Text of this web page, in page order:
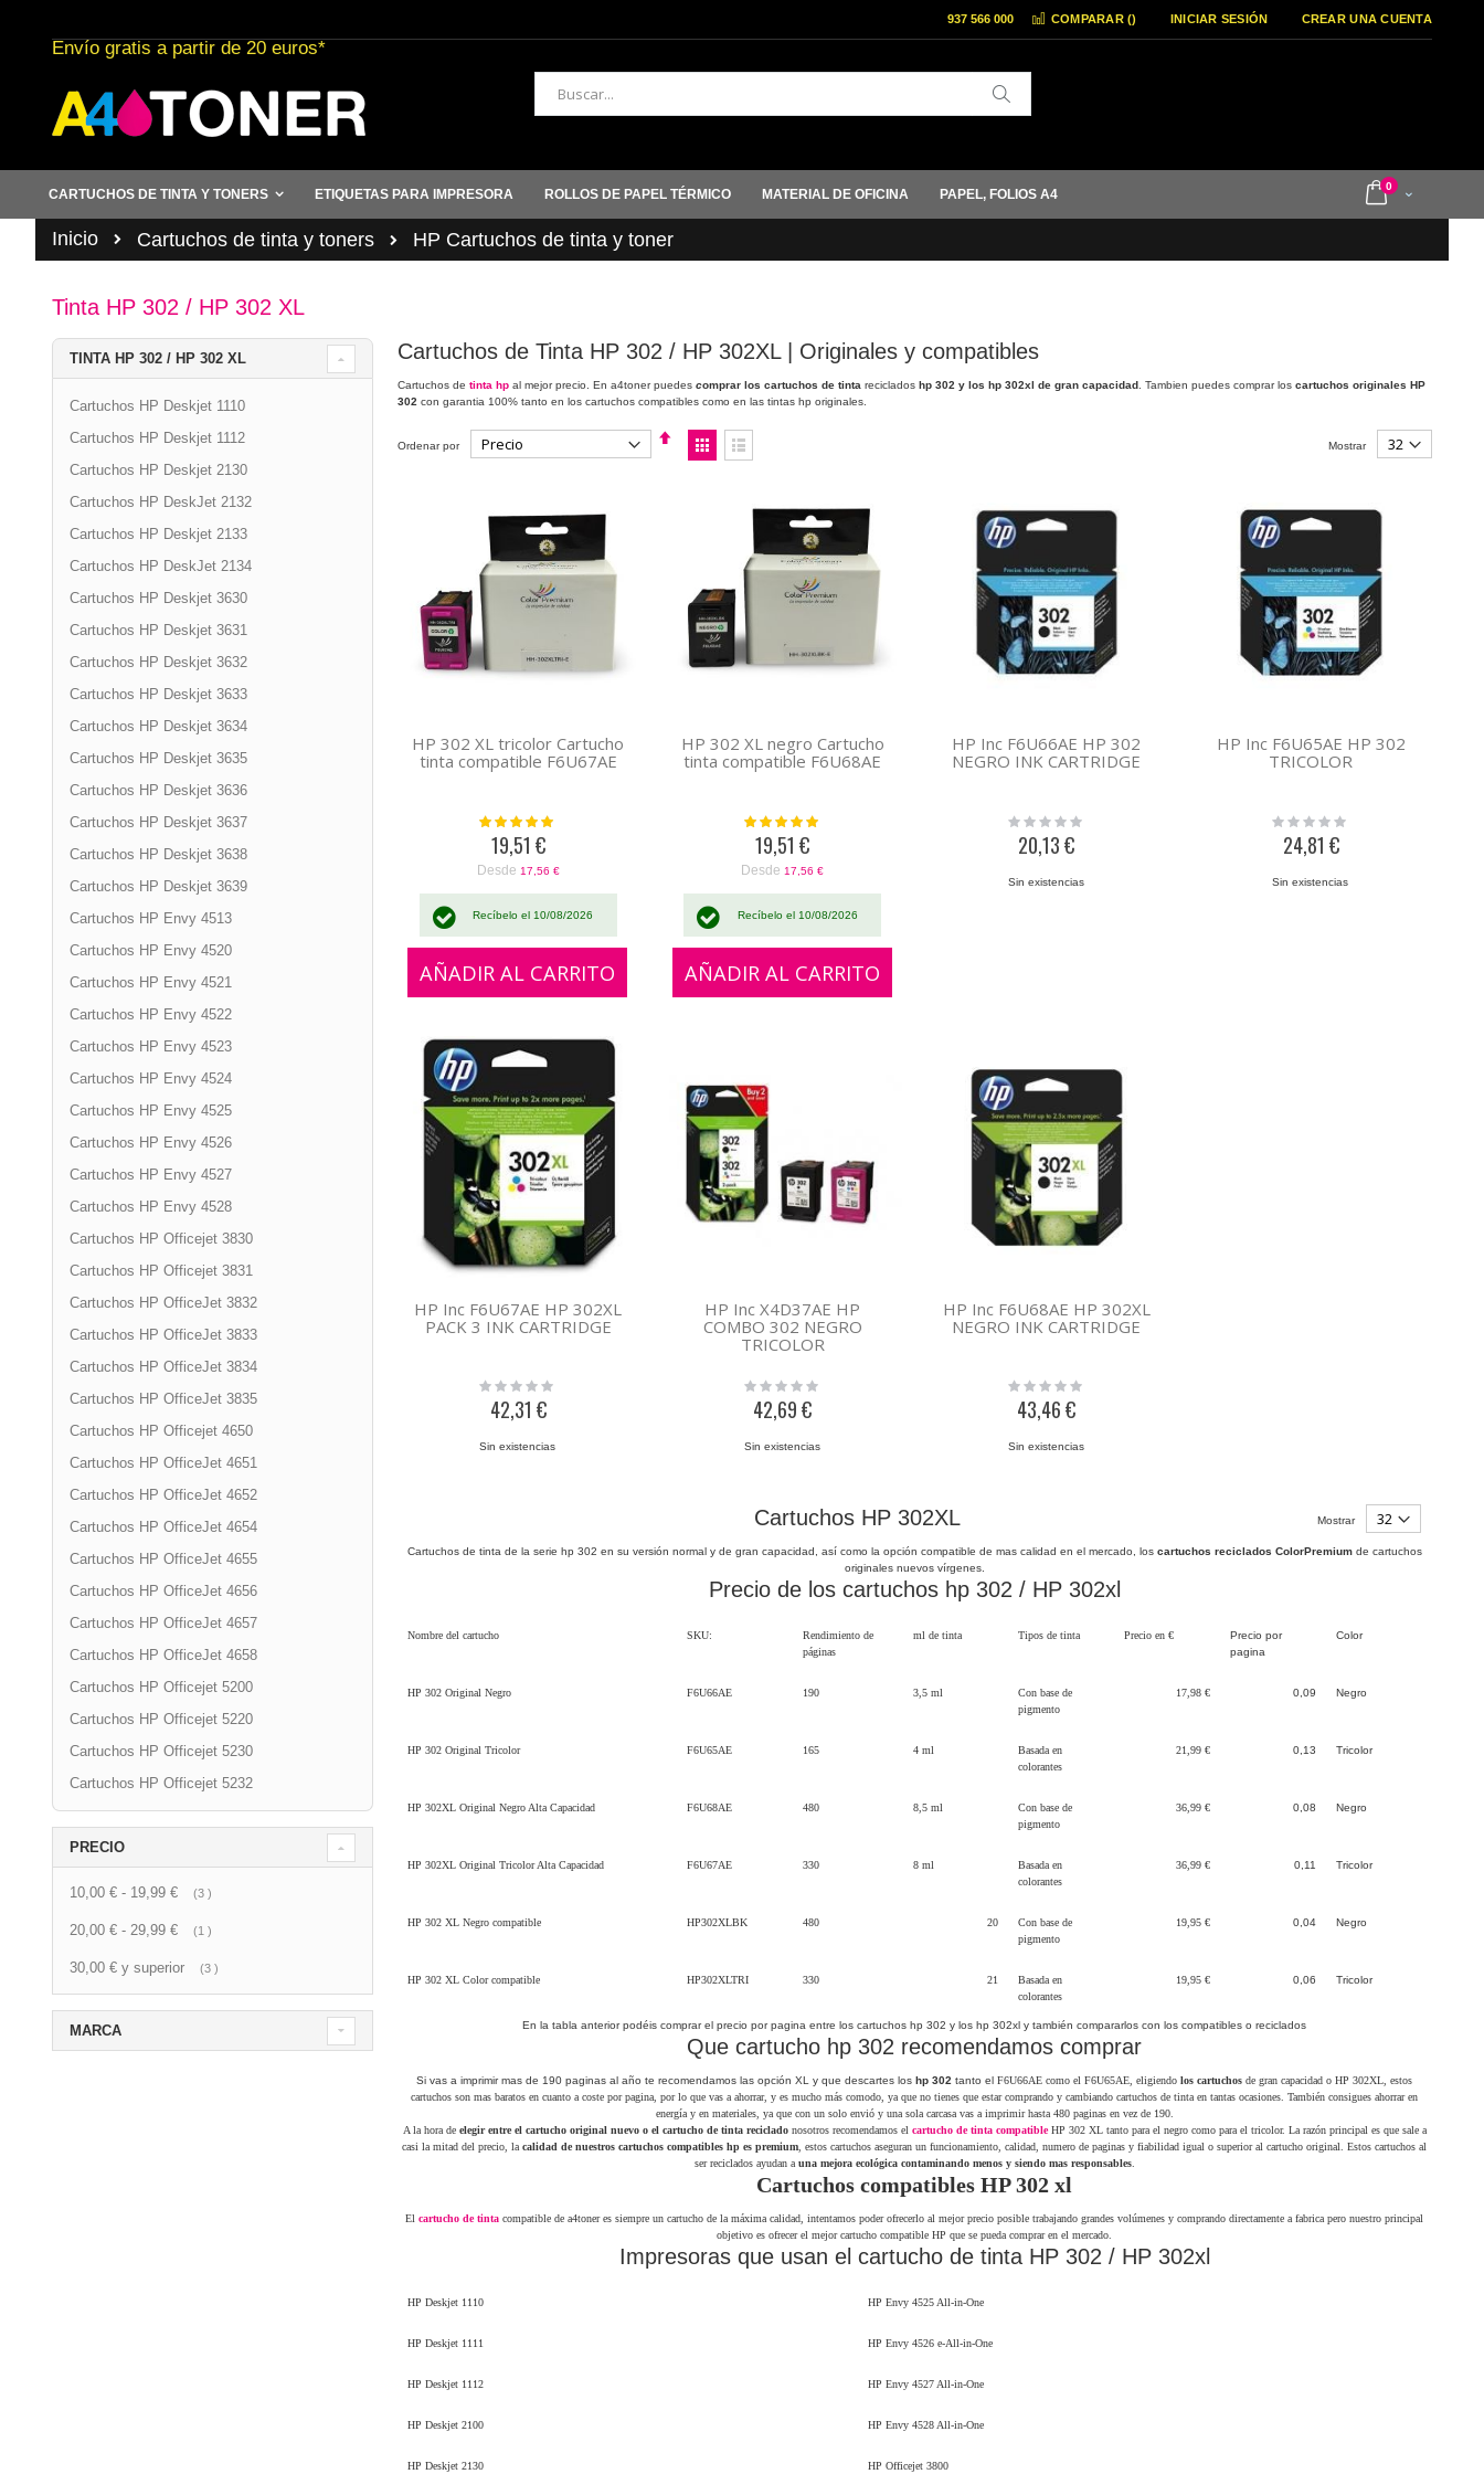
contenido
COMPARAR () INICIAR SESIÓN CREAR UNA CUENTA
937 566 000
Envío gratis a partir de 20 euros*
Cart
0items
CARTUCHOS DE TINTA Y TONERS ETIQUETAS PARA IMPRESORA ROLLOS DE PAPEL TÉRMICO MATERIAL DE OFICINA PAPEL, FOLIOS A4
Inicio Cartuchos de tinta y toners HP Cartuchos de tinta y toner
Tinta HP 302 / HP 302 XL
Cartuchos de Tinta HP 302 / HP 302XL | Originales y compatibles
Cartuchos de tinta hpal mejor precio. En a4toner puedes comprar los cartuchos de tinta reciclados hp 302 y los hp 302xl de gran capacidad. Tambien puedes comprar los cartuchos originales HP
302 con garantia 100% tanto en los cartuchos compatibles como en las tintas hp originales.
Ordenar por
Fijar
Dirección
Ver
como
Mostrar
HP 302 XL tricolor Cartucho
tinta compatible F6U67AE
Valoración:
19,51 €
Desde 17,56 €
Recíbelo el 10/08/2026
AÑADIR AL CARRITO
HP 302 XL negro Cartucho
tinta compatible F6U68AE
Valoración:
19,51 €
Desde 17,56 €
Recíbelo el 10/08/2026
AÑADIR AL CARRITO
HP Inc F6U66AE HP 302
NEGRO INK CARTRIDGE
Rating:
20,13 €
Sin existencias
HP Inc F6U65AE HP 302
TRICOLOR
Rating:
24,81 €
Sin existencias
HP Inc F6U67AE HP 302XL
PACK 3 INK CARTRIDGE
Rating:
42,31 €
Sin existencias
HP Inc X4D37AE HP
COMBO 302 NEGRO
TRICOLOR
Rating:
42,69 €
Sin existencias
HP Inc F6U68AE HP 302XL
NEGRO INK CARTRIDGE
Rating:
43,46 €
Sin existencias
Mostrar
Cartuchos HP 302XL
Cartuchos de tinta de la serie hp 302 en su versión normal y de gran capacidad, así como la opción compatible de mas calidad en el mercado, los cartuchos reciclados ColorPremiumde cartuchos
originales nuevos vírgenes.
Precio de los cartuchos hp 302 / HP 302xl
Nombre del cartucho SKU:
Rendimiento de
páginas
ml de tinta Tipos de tinta Precio en €
Precio por
pagina
Color
HP 302 Original Negro F6U66AE 190 3,5 ml
Con base de
pigmento
17,98 € 0,09 Negro
HP 302 Original Tricolor F6U65AE 165 4 ml
Basada en
colorantes
21,99 € 0,13 Tricolor
HP 302XL Original Negro Alta Capacidad F6U68AE 480 8,5 ml
Con base de
pigmento
36,99 € 0,08 Negro
HP 302XL Original Tricolor Alta Capacidad F6U67AE 330 8 ml
Basada en
colorantes
36,99 € 0,11 Tricolor
HP 302 XL Negro compatible HP302XLBK 480 20
Con base de
pigmento
19,95 € 0,04 Negro
HP 302 XL Color compatible HP302XLTRI 330 21
Basada en
colorantes
19,95 € 0,06 Tricolor
En la tabla anterior podéis comprar el precio por pagina entre los cartuchos hp 302 y los hp 302xl y también compararlos con los compatibles o reciclados
Que cartucho hp 302 recomendamos comprar
Si vas a imprimir mas de 190 paginas al año te recomendamos las opción XL y que descartes loshp 302 tanto elF6U66AE como elF6U65AE, eligiendolos cartuchos de gran capacidad o HP 302XL, estos
cartuchos son mas baratos en cuanto a coste por pagina, por lo que vas a ahorrar, y es mucho más comodo, ya que no tienes que estar comprando y cambiando cartuchos de tinta en tantas ocasiones. También consigues ahorrar en
energía y en materiales, ya que con un solo envió y una sola carcasa vas a imprimir hasta 480 paginas en vez de 190.
A la hora de elegir entre el cartucho original nuevo o el cartucho de tinta recicladonosotros recomendamos el cartucho de tinta compatibleHP 302 XL tanto para el negro como para el tricolor. La razón principal es que sale a
casi la mitad del precio, lacalidad de nuestros cartuchos compatibles hp es premium , estos cartuchos aseguran un funcionamiento, calidad, numero de paginas y fiabilidad igual o superior al cartucho original. Estos cartuchos al
ser reciclados ayudan a una mejora ecológica contaminando menos y siendo mas responsables.
Cartuchos compatibles HP 302 xl
Elcartucho de tinta compatible de a4toner es siempre un cartucho de la máxima calidad, intentamos poder ofrecerlo al mejor precio posible trabajando grandes volúmenes y comprando directamente a fabrica pero nuestro principal
objetivo es ofrecer el mejor cartucho compatible HP que se pueda comprar en el mercado.
Impresoras que usan el cartucho de tinta HP 302 / HP 302xl
HP Deskjet 1110 HP Envy 4525 All-in-One
HP Deskjet 1111 HP Envy 4526 e-All-in-One
HP Deskjet 1112 HP Envy 4527 All-in-One
HP Deskjet 2100 HP Envy 4528 All-in-One
HP Deskjet 2130 HP Officejet 3800
TINTA HP 302 / HP 302 XL
Cartuchos HP Deskjet 1110
Cartuchos HP Deskjet 1112
Cartuchos HP Deskjet 2130
Cartuchos HP DeskJet 2132
Cartuchos HP Deskjet 2133
Cartuchos HP DeskJet 2134
Cartuchos HP Deskjet 3630
Cartuchos HP Deskjet 3631
Cartuchos HP Deskjet 3632
Cartuchos HP Deskjet 3633
Cartuchos HP Deskjet 3634
Cartuchos HP Deskjet 3635
Cartuchos HP Deskjet 3636
Cartuchos HP Deskjet 3637
Cartuchos HP Deskjet 3638
Cartuchos HP Deskjet 3639
Cartuchos HP Envy 4513
Cartuchos HP Envy 4520
Cartuchos HP Envy 4521
Cartuchos HP Envy 4522
Cartuchos HP Envy 4523
Cartuchos HP Envy 4524
Cartuchos HP Envy 4525
Cartuchos HP Envy 4526
Cartuchos HP Envy 4527
Cartuchos HP Envy 4528
Cartuchos HP Officejet 3830
Cartuchos HP Officejet 3831
Cartuchos HP OfficeJet 3832
Cartuchos HP OfficeJet 3833
Cartuchos HP OfficeJet 3834
Cartuchos HP OfficeJet 3835
Cartuchos HP Officejet 4650
Cartuchos HP OfficeJet 4651
Cartuchos HP OfficeJet 4652
Cartuchos HP OfficeJet 4654
Cartuchos HP OfficeJet 4655
Cartuchos HP OfficeJet 4656
Cartuchos HP OfficeJet 4657
Cartuchos HP OfficeJet 4658
Cartuchos HP Officejet 5200
Cartuchos HP Officejet 5220
Cartuchos HP Officejet 5230
Cartuchos HP Officejet 5232
PRECIO
10,00 € - 19,99 € 3 artículo
20,00 € - 29,99 € 1 artículo
30,00 € y superior 3 artículo
MARCA